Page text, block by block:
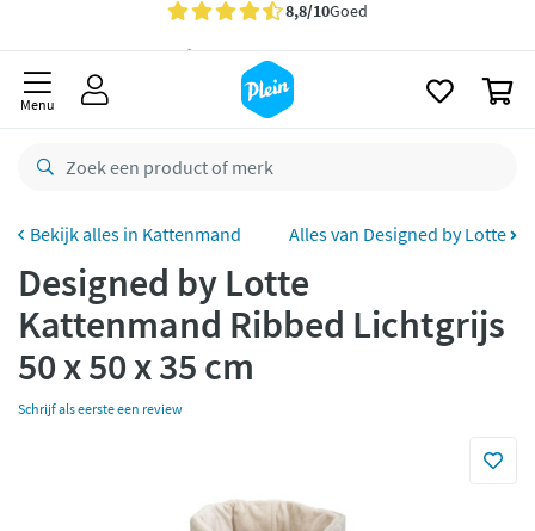
Gratisbezorging vanaf 35,- *
besteld,
Gratisretourneren
Betaal met Klarna
Menu
Kattenmand Alles van Designed by Lotte
Designed by Lotte
Kattenmand Ribbed Lichtgrijs
50 x 50 x 35 cm
Schrijf als eerste een review